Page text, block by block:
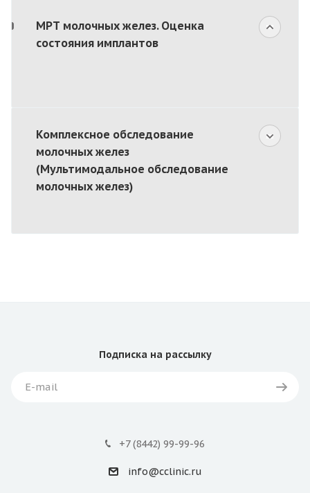
МРТ молочных желез. Оценка
состояния имплантов
Комплексное обследование
молочных желез
(Мультимодальное обследование
молочных желез)
Подписка на рассылку
+7 (8442) 99-99-96
info@cclinic.ru